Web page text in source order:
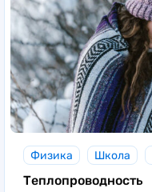
Физика Школа
Теплопроводность